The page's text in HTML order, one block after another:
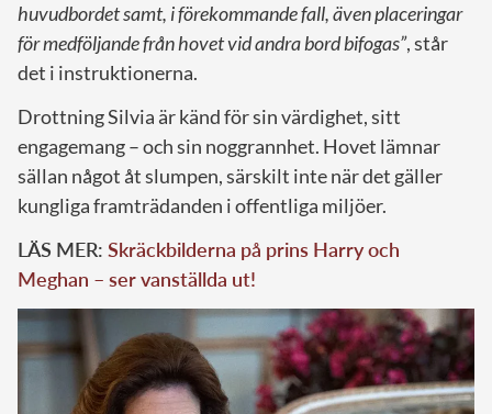
huvudbordet samt, i förekommande fall, även placeringar
för medföljande från hovet vid andra bord bifogas”, står
det i instruktionerna.
Drottning Silvia är känd för sin värdighet, sitt
engagemang – och sin noggrannhet. Hovet lämnar
sällan något åt slumpen, särskilt inte när det gäller
kungliga framträdanden i offentliga miljöer.
LÄS MER: Skräckbilderna på prins Harry och
Meghan – ser vanställda ut!